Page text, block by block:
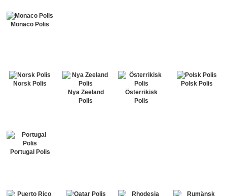
Monaco Polis
Norsk Polis
Nya Zeeland
Polis
Österrikisk
Polis
Polsk Polis
Portugal Polis